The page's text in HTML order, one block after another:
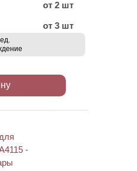
от 2 шт
от 3 шт